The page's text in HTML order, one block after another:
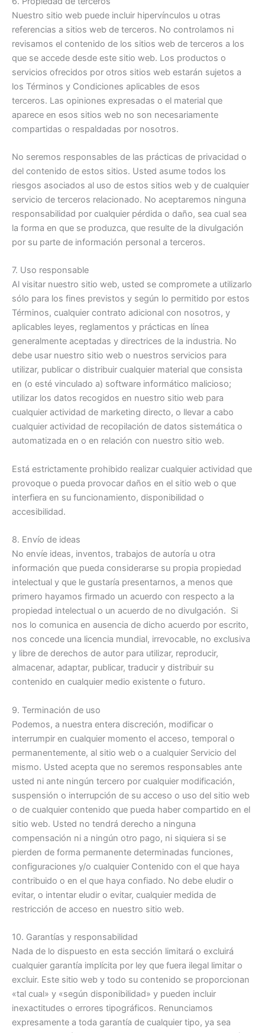
Nuestro sitio web puede incluir hipervínculos u otras
referencias a sitios web de terceros. No controlamos ni
revisamos el contenido de los sitios web de terceros a los
que se accede desde este sitio web. Los productos o
servicios ofrecidos por otros sitios web estarán sujetos a
los Términos y Condiciones aplicables de esos
terceros. Las opiniones expresadas o el material que
aparece en esos sitios web no son necesariamente
compartidas o respaldadas por nosotros.
No seremos responsables de las prácticas de privacidad o
del contenido de estos sitios. Usted asume todos los
riesgos asociados al uso de estos sitios web y de cualquier
servicio de terceros relacionado. No aceptaremos ninguna
responsabilidad por cualquier pérdida o daño, sea cual sea
la forma en que se produzca, que resulte de la divulgación
por su parte de información personal a terceros.
7. Uso responsable
Al visitar nuestro sitio web, usted se compromete a utilizarlo
sólo para los fines previstos y según lo permitido por estos
Términos, cualquier contrato adicional con nosotros, y
aplicables leyes, reglamentos y prácticas en línea
generalmente aceptadas y directrices de la industria. No
debe usar nuestro sitio web o nuestros servicios para
utilizar, publicar o distribuir cualquier material que consista
en (o esté vinculado a) software informático malicioso;
utilizar los datos recogidos en nuestro sitio web para
cualquier actividad de marketing directo, o llevar a cabo
cualquier actividad de recopilación de datos sistemática o
automatizada en o en relación con nuestro sitio web.
Está estrictamente prohibido realizar cualquier actividad que
provoque o pueda provocar daños en el sitio web o que
interfiera en su funcionamiento, disponibilidad o
accesibilidad.
8. Envío de ideas
No envíe ideas, inventos, trabajos de autoría u otra
información que pueda considerarse su propia propiedad
intelectual y que le gustaría presentarnos, a menos que
primero hayamos firmado un acuerdo con respecto a la
propiedad intelectual o un acuerdo de no divulgación. Si
nos lo comunica en ausencia de dicho acuerdo por escrito,
nos concede una licencia mundial, irrevocable, no exclusiva
y libre de derechos de autor para utilizar, reproducir,
almacenar, adaptar, publicar, traducir y distribuir su
contenido en cualquier medio existente o futuro.
9. Terminación de uso
Podemos, a nuestra entera discreción, modificar o
interrumpir en cualquier momento el acceso, temporal o
permanentemente, al sitio web o a cualquier Servicio del
mismo. Usted acepta que no seremos responsables ante
usted ni ante ningún tercero por cualquier modificación,
suspensión o interrupción de su acceso o uso del sitio web
o de cualquier contenido que pueda haber compartido en el
sitio web. Usted no tendrá derecho a ninguna
compensación ni a ningún otro pago, ni siquiera si se
pierden de forma permanente determinadas funciones,
configuraciones y/o cualquier Contenido con el que haya
contribuido o en el que haya confiado. No debe eludir o
evitar, o intentar eludir o evitar, cualquier medida de
restricción de acceso en nuestro sitio web.
10. Garantías y responsabilidad
Nada de lo dispuesto en esta sección limitará o excluirá
cualquier garantía implícita por ley que fuera ilegal limitar o
excluir. Este sitio web y todo su contenido se proporcionan
«tal cual» y «según disponibilidad» y pueden incluir
inexactitudes o errores tipográficos. Renunciamos
expresamente a toda garantía de cualquier tipo, ya sea